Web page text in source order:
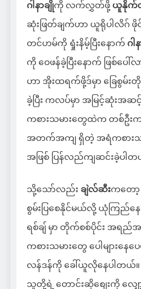
ဂါနာချိုကို လက်လွှတ်ဖို့ ယူနို
ဆုံးဖြတ်ချက်ဟာ ယူရိုပါလိဂ် ဖို
တင်ဟမ်ကို ရှုံးနိမ့်ပြီးနောက် ဂါ
ကို ဝေဖန်ခဲ့ပြီးနောက် ဖြစ်ပေါ်လ
ဟာ အိုးထရက်ဖို့ဒ်မှာ ခြေစွမ်
ခဲ့ပြီး ကလပ်မှာ အမြင့်ဆုံး
ကစားသမားတွေထဲက တစ်ဦးကန
အတက်အကျ ရှိတဲ့ အရံကစားသ
အဖြစ် ပြန်လည်ကျဆင်းခဲ့ပါတ
သို့သော်လည်း ချဲလ်ဆီးကတော့
စွမ်းပြစေနိုင်မယ်လို့ ယုံကြည်နေ
ရစ်ချ် မှာ တိုက်စစ်ပိုင်း အရည်အ
ကစားသမားတွေ ပေါများန
လန်ဒန်ကို ခေါ်ယူလိုနေပါတယ်။
သူတို့ရဲ့ တောင်းဆိုစျေးကို လျှော့